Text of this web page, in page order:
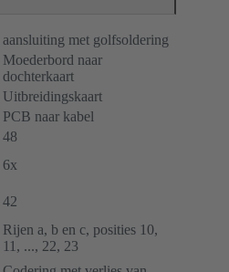
aansluiting met golfsoldering
Moederbord naar
dochterkaart
Uitbreidingskaart
PCB naar kabel
48
6x
42
Rijen a, b en c, posities 10,
11, ..., 22, 23